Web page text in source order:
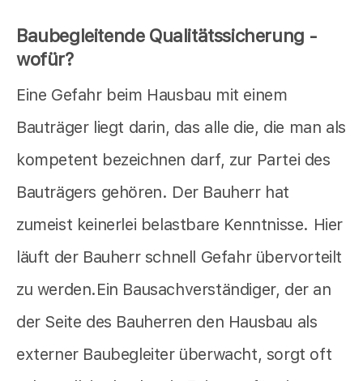
Baubegleitende Qualitätssicherung -
wofür?
Eine Gefahr beim Hausbau mit einem
Bauträger liegt darin, das alle die, die man als
kompetent bezeichnen darf, zur Partei des
Bauträgers gehören. Der Bauherr hat
zumeist keinerlei belastbare Kenntnisse. Hier
läuft der Bauherr schnell Gefahr übervorteilt
zu werden.Ein Bausachverständiger, der an
der Seite des Bauherren den Hausbau als
externer Baubegleiter überwacht, sorgt oft